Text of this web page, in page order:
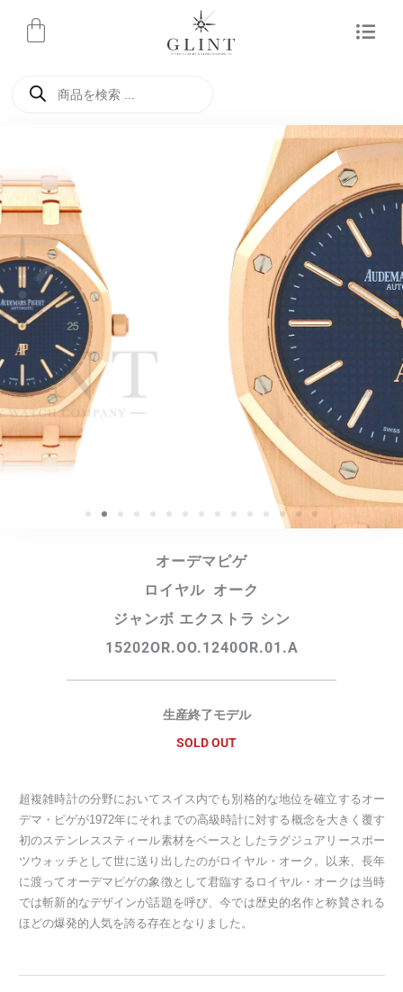
オーデマピゲ
ロイヤル オーク
ジャンボ エクストラ シン
15202OR.OO.1240OR.01.A
生産終了モデル
SOLD OUT
超複雑時計の分野においてスイス内でも別格的な地位を確立するオー
デマ・ピゲが1972年にそれまでの高級時計に対する概念を大きく覆す
初のステンレススティール素材をベースとしたラグジュアリースポー
ツウォッチとして世に送り出したのがロイヤル・オーク。以来、長年
に渡ってオーデマピゲの象徴として君臨するロイヤル・オークは当時
では斬新的なデザインが話題を呼び、今では歴史的名作と称賛される
ほどの爆発的人気を誇る存在となりました。